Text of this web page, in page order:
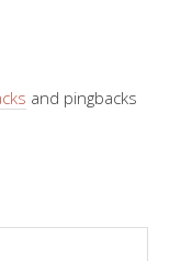
and pingbacks